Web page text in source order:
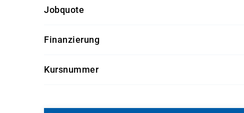
Jobquote
Finanzierung
Kursnummer